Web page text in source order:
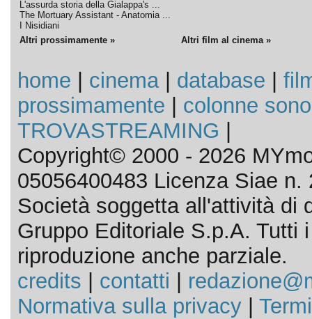
L'assurda storia della Gialappa's ...
The Mortuary Assistant - Anatomia ...
I Nisidiani
Altri prossimamente » Altri film al cinema »
home cinema| database
prossimamente
colonne
TROVASTREAMING
Copyright© 2000 - 2026
05056400483 Licenza Siae n.
Società soggetta all'attività di
Gruppo Editoriale S.p.A. Tutti
riproduzione anche parziale.
credits
contatti
Normativa sulla privacy|